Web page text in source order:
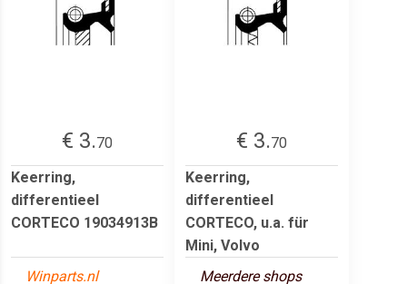
€ 3.70
Keerring,
differentieel
CORTECO 19034913B
Winparts.nl
€ 3.70
Keerring,
differentieel
CORTECO, u.a. für
Mini, Volvo
Meerdere shops